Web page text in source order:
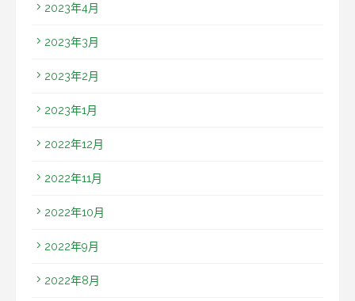
2023年4月
2023年3月
2023年2月
2023年1月
2022年12月
2022年11月
2022年10月
2022年9月
2022年8月